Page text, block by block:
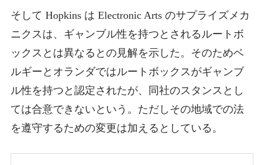
そして Hopkins は Electronic Arts のサプライズメカ
ニクスは、ギャンブル性を持つとされるルートボ
ックスとは異なるとの見解を示した。そのためベ
ルギーとオランダではルートボックスがギャンブ
ル性を持つと認定されたが、同社のスタンスとし
ては合意できないという。ただしその地域での法
を遵守するための変更は加えるとしている。